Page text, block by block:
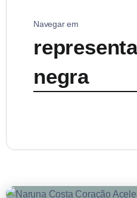
Navegar em
negra